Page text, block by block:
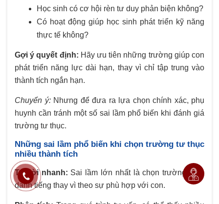
Học sinh có cơ hội rèn tư duy phản biện không?
Có hoạt động giúp học sinh phát triển kỹ năng
thực tế không?
Gợi ý quyết định: Hãy ưu tiên những trường giúp con
phát triển năng lực dài hạn, thay vì chỉ tập trung vào
thành tích ngắn hạn.
Chuyển ý:Nhưng để đưa ra lựa chọn chính xác, phụ
huynh cần tránh một số sai lầm phổ biến khi đánh giá
trường tư thục.
Những sai lầm phổ biến khi chọn trường tư thục
nhiều thành tích
Trả lời nhanh: Sai lầm lớn nhất là chọn trường theo
danh tiếng thay vì theo sự phù hợp với con.